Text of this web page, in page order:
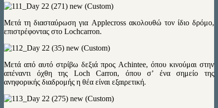
Μετά τη διασταύρωση για Applecross ακολουθώ τον ίδιο δρόμο,
επιστρέφοντας στο Lochcarron.
Mετά από αυτό στρίβω δεξιά προς Achintee, όπου κινούμαι στην
απέναντι όχθη της Loch Carron, όπου σ’ ένα σημείο της
ανηφορικής διαδρομής η θέα είναι εξαιρετική.